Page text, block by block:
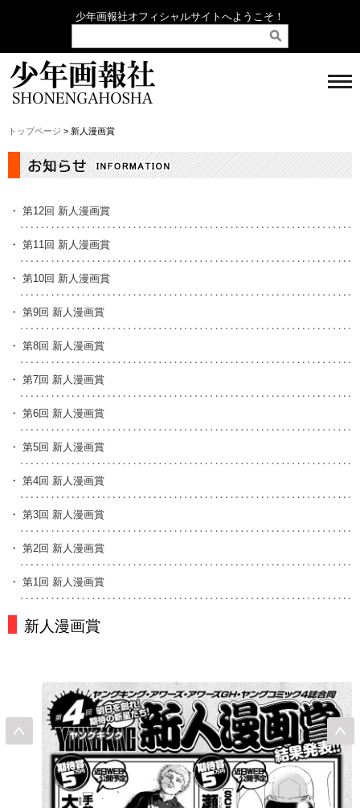
少年画報社オフィシャルサイトへようこそ！
トップページ > 新人漫画賞
・第12回 新人漫画賞
・第11回 新人漫画賞
・第10回 新人漫画賞
・第9回 新人漫画賞
・第8回 新人漫画賞
・第7回 新人漫画賞
・第6回 新人漫画賞
・第5回 新人漫画賞
・第4回 新人漫画賞
・第3回 新人漫画賞
・第2回 新人漫画賞
・第1回 新人漫画賞
新人漫画賞